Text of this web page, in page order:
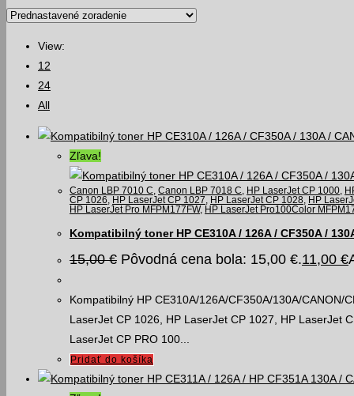
View:
12
24
All
Zľava!
Canon LBP 7010 C, Canon LBP 7018 C, HP LaserJet CP 1000,
CP 1026, HP LaserJet CP 1027, HP LaserJet CP 1028, HP
HP LaserJet Pro MFPM177FW, HP LaserJet Pro100Color
Kompatibilný toner HP CE310A / 126A / CF350A /
15,00€ Pôvodná cena bola: 15,00 €.11,00 €
Kompatibilný HP CE310A/126A/CF350A/130A/
LaserJet CP 1026, HP LaserJet CP 1027, HP LaserJet
LaserJet CP PRO 100...
Pridať do košíka